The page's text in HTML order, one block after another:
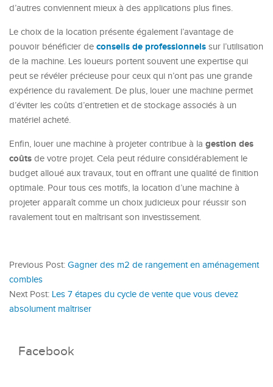
d’autres conviennent mieux à des applications plus fines.
Le choix de la location présente également l’avantage de
pouvoir bénéficier de conseils de professionnels sur l’utilisation
de la machine. Les loueurs portent souvent une expertise qui
peut se révéler précieuse pour ceux qui n’ont pas une grande
expérience du ravalement. De plus, louer une machine permet
d’éviter les coûts d’entretien et de stockage associés à un
matériel acheté.
Enfin, louer une machine à projeter contribue à la gestion des
coûts de votre projet. Cela peut réduire considérablement le
budget alloué aux travaux, tout en offrant une qualité de finition
optimale. Pour tous ces motifs, la location d’une machine à
projeter apparaît comme un choix judicieux pour réussir son
ravalement tout en maîtrisant son investissement.
Previous Post: Gagner des m2 de rangement en aménagement
combles
Next Post: Les 7 étapes du cycle de vente que vous devez
absolument maîtriser
Facebook